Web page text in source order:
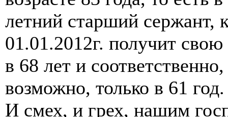
летний старший сержант,
01.01.2012г. получит
в 68 лет и
возможно, только в 61 год.
И смех, и грех, нашим